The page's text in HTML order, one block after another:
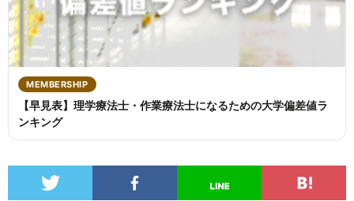
MEMBERSHIP
【早見表】理学療法士・作業療法士になるための大学偏差値ラ
ンキング